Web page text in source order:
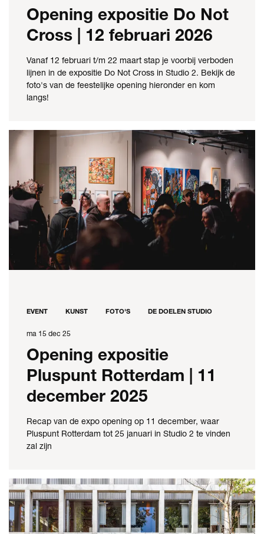
Opening expositie Do Not
Cross | 12 februari 2026
Vanaf 12 februari t/m 22 maart stap je voorbij verboden
lijnen in de expositie Do Not Cross in Studio 2. Bekijk de
foto's van de feestelijke opening hieronder en kom
langs!
ma 15 dec 25
Opening expositie
Pluspunt Rotterdam | 11
december 2025
Recap van de expo opening op 11 december, waar
Pluspunt Rotterdam tot 25 januari in Studio 2 te vinden
zal zijn
EVENT KUNST FOTO'S DE DOELEN STUDIO